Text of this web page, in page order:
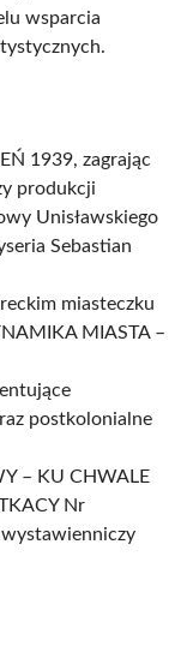
wsparcia
1939, zagrając
produkcji
Unisławskiego
Sebastian
miasteczku
MIASTA –
postkolonialne
– KU CHWALE
Nr